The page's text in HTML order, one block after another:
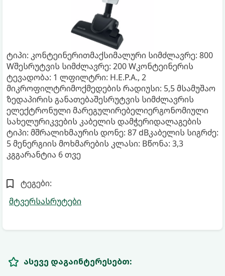
ტიპი: კონტეინერითმაქსიმალური სიმძლავრე: 800
Wშესრუტვის სიმძლავრე: 200 Wკონტეინერის
ტევადობა: 1 ლფილტრი: H.E.P.A., 2
მიკროფილტრიმოქმედების რადიუსი: 5,5 მსამუშაო
ზედაპირის განათებაშესრუტვის სიმძლავრის
ელექტრონული მარეგულირებელიერგონომიული
სახელურიკვების კაბელის დამჭერიდალაგების
ტიპი: მშრალიხმაურის დონე: 87 dBკაბელის სიგრძე:
5 მენერგიის მოხმარების კლასი: Bწონა: 3,3
კგგარანტია 6 თვე
ტეგები:
მტვერსასრუტები
ასევე დაგაინტერესებთ: